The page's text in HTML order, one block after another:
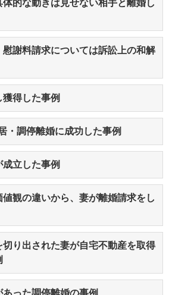
的な動きは見せない相手と離婚し
謝料請求については訴訟上の和解
得した事例
・調停離婚に成功した事例
立した事例
観の違いから、妻が離婚請求をし
切り出された妻が自宅不動産を取得
った調停離婚の事例